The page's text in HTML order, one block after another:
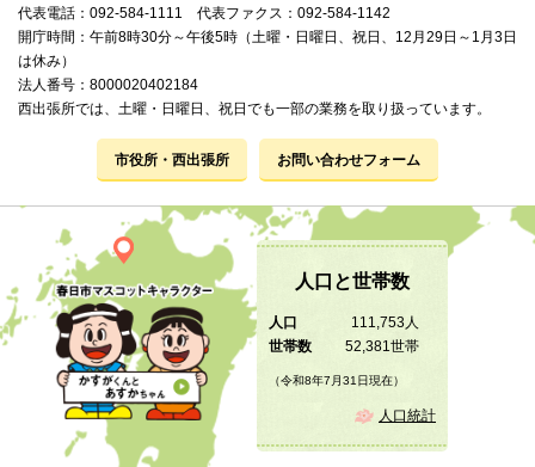
代表電話：092-584-1111 代表ファクス：092-584-1142
開庁時間：午前8時30分～午後5時（土曜・日曜日、祝日、12月29日～1月3日
は休み）
法人番号：8000020402184
西出張所では、土曜・日曜日、祝日でも一部の業務を取り扱っています。
市役所・西出張所 お問い合わせフォーム
人口と世帯数
人口
111,753人
世帯数
52,381世帯
（令和8年7月31日現在）
人口統計